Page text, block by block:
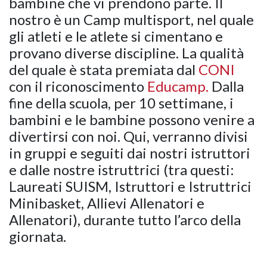
nostro è un Camp multisport, nel quale
gli atleti e le atlete si cimentano e
provano diverse discipline. La qualità
del quale è stata premiata dal CONI
con il riconoscimento Educamp. Dalla
fine della scuola, per 10 settimane, i
bambini e le bambine possono venire a
divertirsi con noi. Qui, verranno divisi
in gruppi e seguiti dai nostri istruttori
e dalle nostre istruttrici (tra questi:
Laureati SUISM, Istruttori e Istruttrici
Minibasket, Allievi Allenatori e
Allenatori), durante tutto l’arco della
giornata.